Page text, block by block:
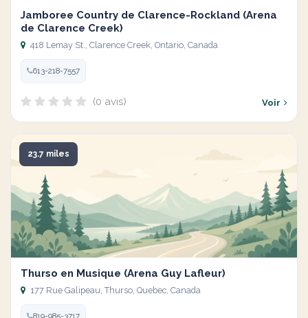
Jamboree Country de Clarence-Rockland (Arena
de Clarence Creek)
418 Lemay St., Clarence Creek, Ontario, Canada
613-218-7557
(0 avis) Voir
23.7 miles
Thurso en Musique (Arena Guy Lafleur)
177 Rue Galipeau, Thurso, Quebec, Canada
819-985-3717